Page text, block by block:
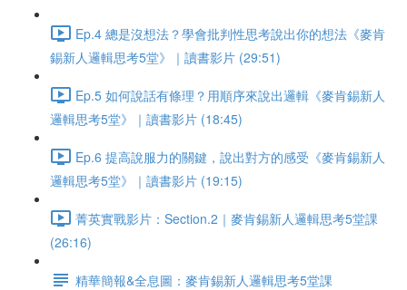
Ep.4 總是沒想法？學會批判性思考說出你的想法《麥肯
錫新人邏輯思考5堂》｜讀書影片 (29:51)
Ep.5 如何說話有條理？用順序來說出邏輯《麥肯錫新人
邏輯思考5堂》｜讀書影片 (18:45)
Ep.6 提高說服力的關鍵，說出對方的感受《麥肯錫新人
邏輯思考5堂》｜讀書影片 (19:15)
菁英實戰影片：Section.2｜麥肯錫新人邏輯思考5堂課
(26:16)
精華簡報&全息圖：麥肯錫新人邏輯思考5堂課